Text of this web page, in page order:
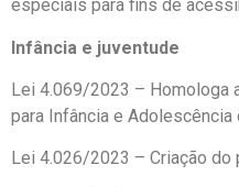
especiais para fins de
Infância e juventude
Lei 4.069/2023 – Homologa
para Infância e
Lei 4.026/2023 – Criação do